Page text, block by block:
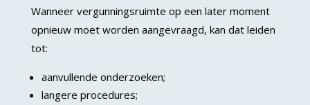
Wanneer vergunningsruimte op een later moment
opnieuw moet worden aangevraagd, kan dat leiden
tot:
aanvullende onderzoeken;
langere procedures;